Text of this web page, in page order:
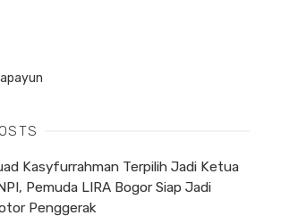
Kasyfurrahman Terpilih Jadi Ketua
Pemuda LIRA Bogor Siap Jadi
Penggerak